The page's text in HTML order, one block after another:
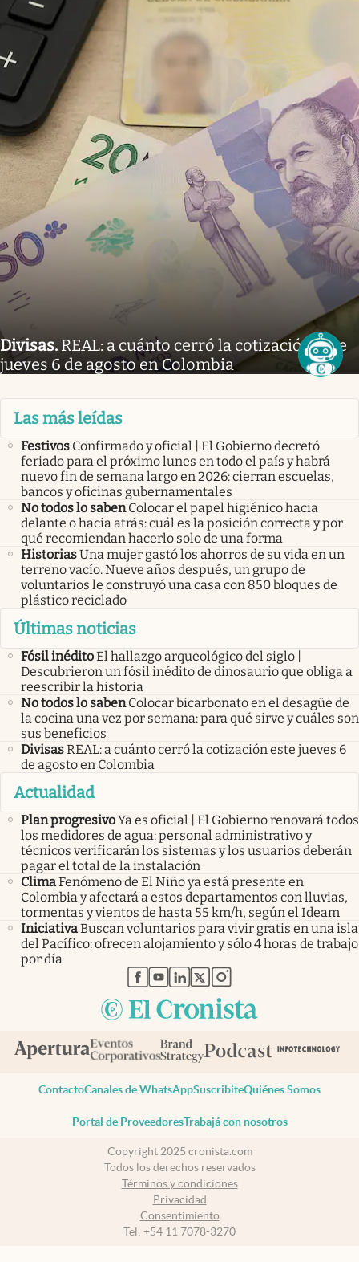
Divisas. REAL: a cuánto cerró la cotización este
jueves 6 de agosto en Colombia
Las más leídas
Festivos Confirmado y oficial | El Gobierno decretó
feriado para el próximo lunes en todo el país y habrá
nuevo fin de semana largo en 2026: cierran escuelas,
bancos y oficinas gubernamentales
No todos lo saben Colocar el papel higiénico hacia
delante o hacia atrás: cuál es la posición correcta y por
qué recomiendan hacerlo solo de una forma
HistoriasUna mujer gastó los ahorros de su vida en un
terreno vacío. Nueve años después, un grupo de
voluntarios le construyó una casa con 850 bloques de
plástico reciclado
Últimas noticias
Fósil inéditoEl hallazgo arqueológico del siglo |
Descubrieron un fósil inédito de dinosaurio que obliga a
reescribir la historia
No todos lo saben Colocar bicarbonato en el desagüe de
la cocina una vez por semana: para qué sirve y cuáles son
sus beneficios
DivisasREAL: a cuánto cerró la cotización este jueves 6
de agosto en Colombia
Actualidad
Plan progresivoYa es oficial | El Gobierno renovará todos
los medidores de agua: personal administrativo y
técnicos verificarán los sistemas y los usuarios deberán
pagar el total de la instalación
ClimaFenómeno de El Niño ya está presente en
Colombia y afectará a estos departamentos con lluvias,
tormentas y vientos de hasta 55 km/h, según el Ideam
IniciativaBuscan voluntarios para vivir gratis en una isla
del Pacífico: ofrecen alojamiento y sólo 4 horas de trabajo
por día
abre en nueva pestaña
abre en nueva pestaña
abre en nueva pestaña
abre en nueva pestaña
abre en nueva pestaña
ContactoCanales de WhatsAppSuscribiteQuiénes Somos
Portal de ProveedoresTrabajá con nosotros
Copyright 2025 cronista.com
Todos los derechos reservados
Términos y condiciones
Privacidad
Consentimiento
Tel: +54 11 7078-3270